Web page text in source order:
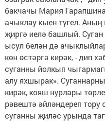
бакчачы Мария
ачыклау кыен түгел.
җиргә иелә башлый. Суган
ысул белән дә
көн өстәргә кирәк, - дип
суганны йолкып
алу яхшырак».
кирәк, кояш нурлары
рәвештә әйләндереп
суганны җиләс урында